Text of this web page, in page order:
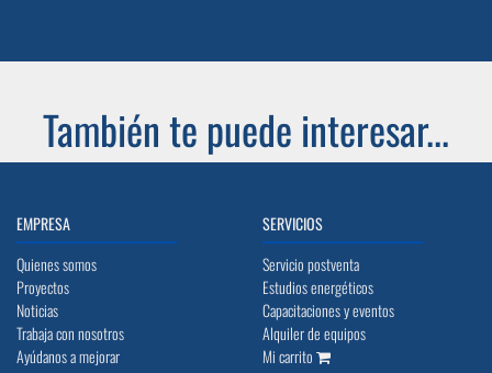
También te puede interesar...
EMPRESA
Quienes somos
Proyectos
Noticias
Trabaja con nosotros
Ayúdanos a mejorar
SERVICIOS
Servicio postventa
Estudios energéticos
Capacitaciones y eventos
Alquiler de equipos
Mi carrito